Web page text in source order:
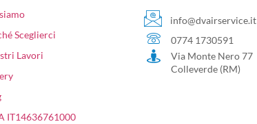
Sceglierci
Lavori
IT14636761000
info@dvairservice.it
0774 1730591
Via Monte Nero 77
Colleverde (RM)